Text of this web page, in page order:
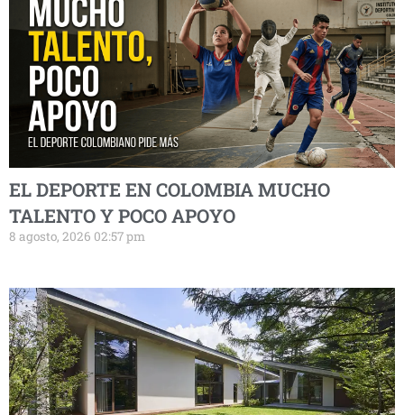
EL DEPORTE EN COLOMBIA MUCHO
TALENTO Y POCO APOYO
8 agosto, 2026 02:57 pm